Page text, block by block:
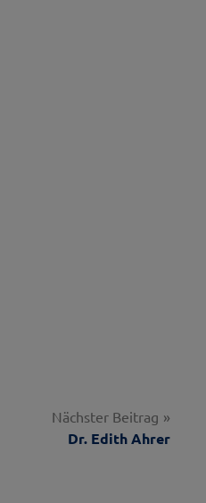
Nächster Beitrag
Dr. Edith Ahrer